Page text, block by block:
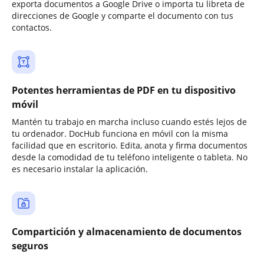
exporta documentos a Google Drive o importa tu libreta de
direcciones de Google y comparte el documento con tus
contactos.
Potentes herramientas de PDF en tu dispositivo
móvil
Mantén tu trabajo en marcha incluso cuando estés lejos de
tu ordenador. DocHub funciona en móvil con la misma
facilidad que en escritorio. Edita, anota y firma documentos
desde la comodidad de tu teléfono inteligente o tableta. No
es necesario instalar la aplicación.
Compartición y almacenamiento de documentos
seguros